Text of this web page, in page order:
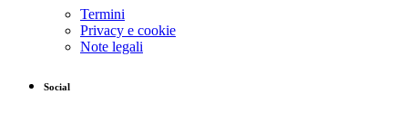
Termini
Privacy e cookie
Note legali
Social